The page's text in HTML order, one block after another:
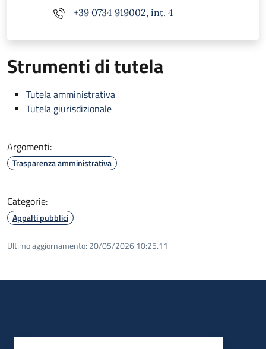
+39 0734 919002, int. 4
Strumenti di tutela
Tutela amministrativa
Tutela giurisdizionale
Argomenti:
Trasparenza amministrativa
Categorie:
Appalti pubblici
Ultimo aggiornamento: 20/05/2026 10:25.11